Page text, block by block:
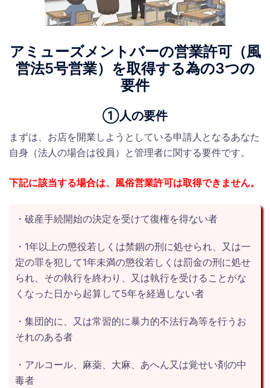
アミューズメントバーの営業許可（風
営法5号営業）を取得する為の3つの
要件
①人の要件
まずは、お店を開業しようとしている申請人となるあなた
自身（法人の場合は役員）と管理者に関する要件です。
下記に該当する場合は、風俗営業許可は取得できません。
・破産手続開始の決定を受けて復権を得ない者
・1年以上の懲役若しくは禁錮の刑に処せられ、又は一
定の罪を犯して1年未満の懲役若しくは罰金の刑に処せ
られ、その執行を終わり、又は執行を受けることがな
くなった日から起算して5年を経過しない者
・集団的に、又は常習的に暴力的不法行為等を行うお
それのある者
・アルコール、麻薬、大麻、あへん又は覚せい剤の中
毒者